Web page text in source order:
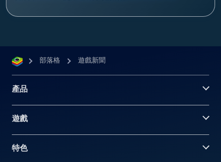
部落格 遊戲新聞
產品
遊戲
特色